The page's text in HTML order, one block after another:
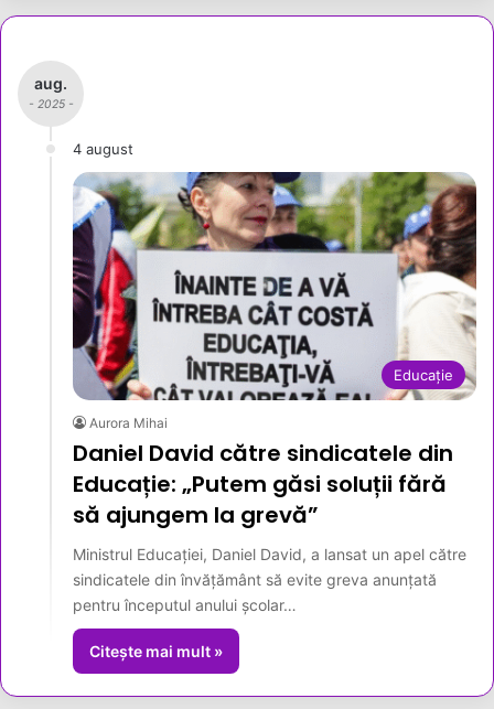
aug.
- 2025 -
4 august
Educație
Aurora Mihai
Daniel David către sindicatele din
Educație: „Putem găsi soluții fără
să ajungem la grevă”
Ministrul Educației, Daniel David, a lansat un apel către
sindicatele din învățământ să evite greva anunțată
pentru începutul anului școlar…
Citește mai mult »